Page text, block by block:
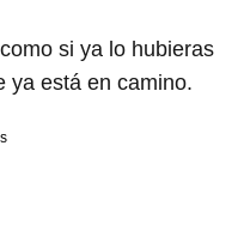
si ya lo hubieras
ya está en camino.